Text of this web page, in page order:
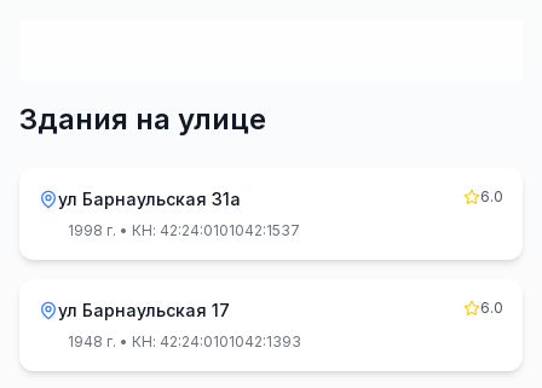
Здания на улице
ул Барнаульская 31а
6.0
1998 г. • КН: 42:24:0101042:1537
ул Барнаульская 17
6.0
1948 г. • КН: 42:24:0101042:1393